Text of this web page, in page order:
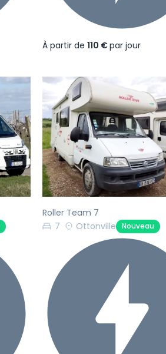
À partir de 110 €par jour
Suivant Précédent
Roller Team 7
7
Ottonville Nouveau